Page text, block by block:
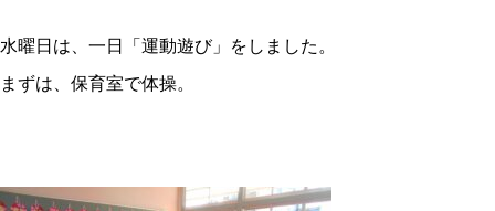
水曜日は、一日「運動遊び」をしました。
まずは、保育室で体操。